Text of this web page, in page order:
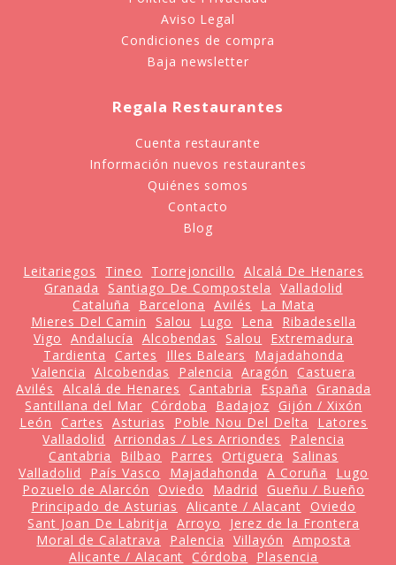
Aviso Legal
Condiciones de compra
Baja newsletter
Regala Restaurantes
Cuenta restaurante
Información nuevos restaurantes
Quiénes somos
Contacto
Blog
Leitariegos Tineo Torrejoncillo
Alcalá De Henares
Granada
Santiago De Compostela
Valladolid
Cataluña
Barcelona Avilés
La Mata
Mieres Del Camin
Salou Lugo Lena
Ribadesella
Vigo
Andalucía Alcobendas Salou
Extremadura
Tardienta
Cartes Illes Balears
Majadahonda
Valencia
Alcobendas Palencia Aragón
Castuera
Avilés
Alcalá de Henares Cantabria España
Granada
Santillana del Mar
Córdoba Badajoz
Gijón / Xixón
León
Cartes Asturias Poble Nou Del Delta
Latores
Valladolid
Arriondas / Les Arriondes
Palencia
Cantabria
Bilbao Parres Ortiguera
Salinas
Valladolid
País Vasco Majadahonda A Coruña
Lugo
Pozuelo de Alarcón
Oviedo Madrid
Gueñu / Bueño
Principado de Asturias
Alicante / Alacant
Oviedo
Sant Joan De Labritja
Arroyo
Jerez de la Frontera
Moral de Calatrava
Palencia Villayón
Amposta
Alicante / Alacant
Córdoba
Plasencia